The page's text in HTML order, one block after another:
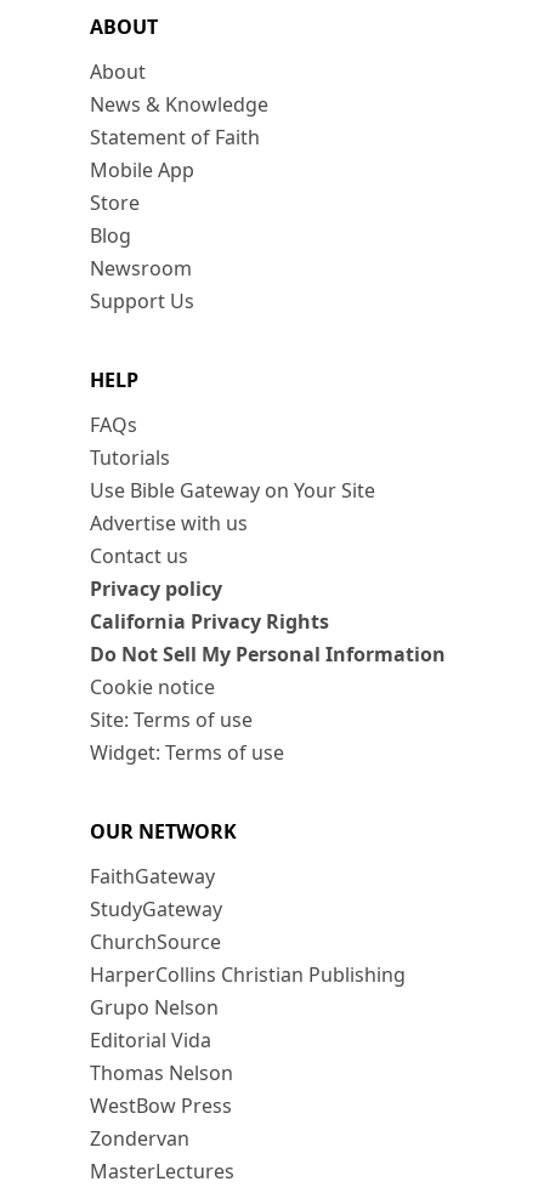
ABOUT
About
News & Knowledge
Statement of Faith
Mobile App
Store
Blog
Newsroom
Support Us
HELP
FAQs
Tutorials
Use Bible Gateway on Your Site
Advertise with us
Contact us
Privacy policy
California Privacy Rights
Do Not Sell My Personal Information
Cookie notice
Site: Terms of use
Widget: Terms of use
OUR NETWORK
FaithGateway
StudyGateway
ChurchSource
HarperCollins Christian Publishing
Grupo Nelson
Editorial Vida
Thomas Nelson
WestBow Press
Zondervan
MasterLectures